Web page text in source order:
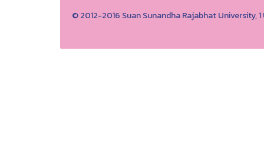
© 2012-2016 Suan Sunandha Rajabhat University,